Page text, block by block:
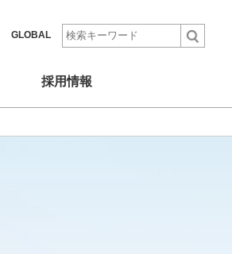
採用情報
GLOBAL